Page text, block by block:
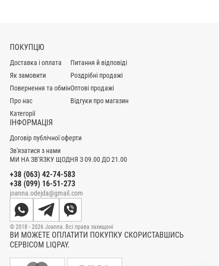
МИ НА ЗВ'ЯЗКУ ЩОДНЯ З 09.00 ДО 21.00
+38 (063) 42-74-583
+38 (099) 16-51-273
joanna.odejda@gmail.com
ПОКУПЦЮ
Доставка і оплата
Як замовити
Повернення та обмін
Про нас
Категорії
Питання й відповіді
Роздрібні продажі
Оптові продажі
Відгуки про магазин
ІНФОРМАЦІЯ
Договір публічної оферти
Зв'язатися з нами
ВИ МОЖЕТЕ ОПЛАТИТИ ПОКУПКУ СКОРИСТАВШИСЬ
СЕРВІСОМ LIQPAY.
© 2018 - 2026 Joanna. Всі права захищені